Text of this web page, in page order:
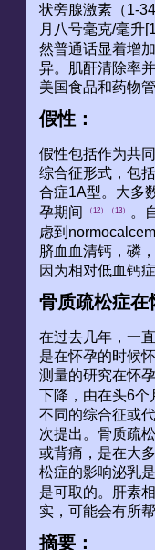
状旁腺激素（1-
月八号毫克/毫升
然普通话显着增
异。肌酐清除率
美国食品和药物
假性：
假性包括作为共
综合征形式，包
合症1A型。大多
孕期间
（12）（13）
。
虑到
脐血血清钙，磷
因为相对低血钙
骨质疏松症在
在过去几年，一
是在怀孕的时候
测量的研究在怀
下降，由在头6个
不同的综合征或
次提出。骨质疏
或背痛，是在大
松症的影响泌乳
是可取的。肝素
实，可能会有所
摘要：